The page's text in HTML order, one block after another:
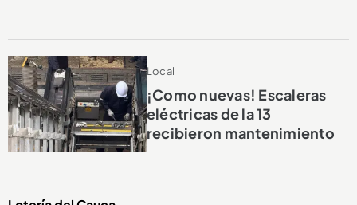
Local
¡Como nuevas! Escaleras
eléctricas de la 13
recibieron mantenimiento